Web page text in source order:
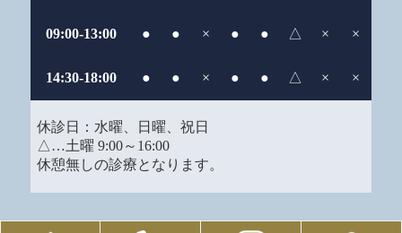
09:00-13:00 ● ● × ● ● △ × ×
14:30-18:00 ● ● × ● ● △ × ×
休診日：水曜、日曜、祝日
△…土曜 9:00～16:00
休憩無しの診療となります。